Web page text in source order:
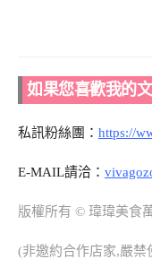
如果您喜歡我的
私訊粉絲團： https://
E-MAIL請洽：
版權所有 © 瑋瑋美食
(非邀約合作店家,嚴禁